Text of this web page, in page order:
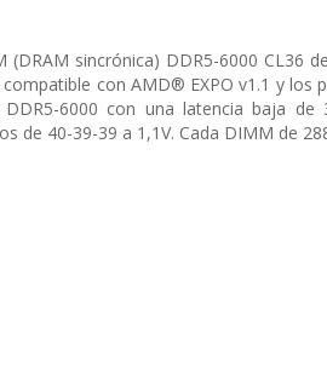
sincrónica) DDR5-6000 CL36
con AMD® EXPO v1.1 y los
6000 con una latencia baja de
de 40-39-39 a 1,1V. Cada DIMM de